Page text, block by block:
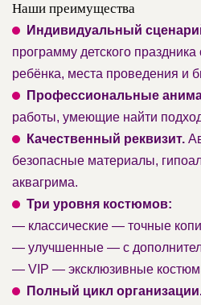
Наши преимущества
Индивидуальный
программу детского
ребёнка, места проведения и
Профессиональные
работы, умеющие найти
Качественный реквизит.
безопасные материалы,
аквагрима.
Три уровня костюмов:
— классические — точные
— улучшенные — с
— VIP — эксклюзивные
Полный цикл